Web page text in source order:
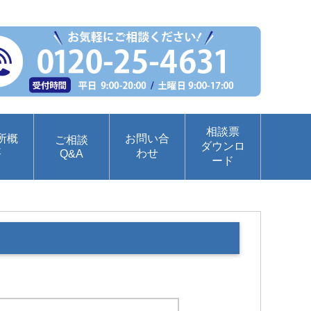
概
ご相談
Q&A
お問い合
わせ
相談票
ダウンロ
ード